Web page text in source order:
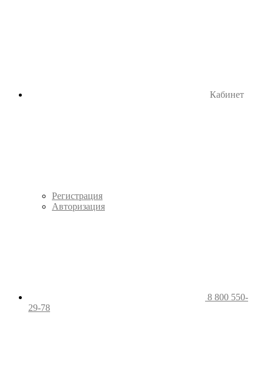
Кабинет
Регистрация
Авторизация
8 800 550-
29-78